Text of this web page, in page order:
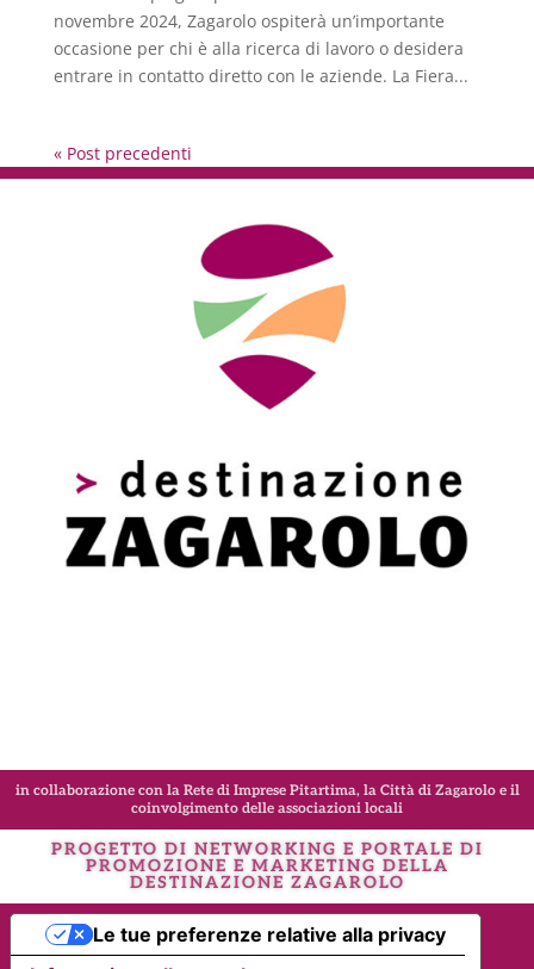
novembre 2024, Zagarolo ospiterà un’importante
occasione per chi è alla ricerca di lavoro o desidera
entrare in contatto diretto con le aziende. La Fiera...
« Post precedenti
in collaborazione con la Rete di Imprese Pitartima, la Città di Zagarolo e il
coinvolgimento delle associazioni locali
PROGETTO DI NETWORKING E PORTALE DI
PROMOZIONE E MARKETING DELLA
DESTINAZIONE ZAGAROLO
Le tue preferenze relative alla privacy